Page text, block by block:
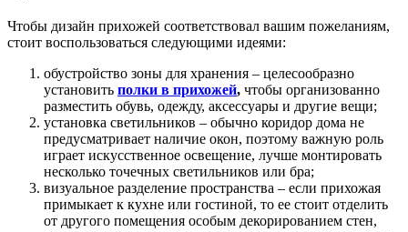
Чтобы дизайн прихожей соответствовал вашим пожеланиям,
стоит воспользоваться следующими идеями:
обустройство зоны для хранения – целесообразно
установить полки в прихожей, чтобы организованно
разместить обувь, одежду, аксессуары и другие вещи;
установка светильников – обычно коридор дома не
предусматривает наличие окон, поэтому важную роль
играет искусственное освещение, лучше монтировать
несколько точечных светильников или бра;
визуальное разделение пространства – если прихожая
примыкает к кухне или гостиной, то ее стоит отделить
от другого помещения особым декорированием стен,